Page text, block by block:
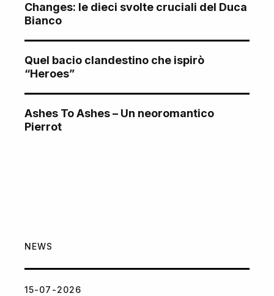
Changes: le dieci svolte cruciali del Duca
Bianco
Quel bacio clandestino che ispirò
“Heroes”
Ashes To Ashes – Un neoromantico
Pierrot
NEWS
15-07-2026